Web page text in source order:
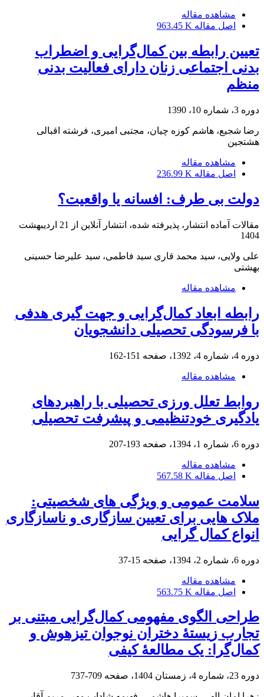
مشاهده مقاله
اصل مقاله 963.45 K
تعیین رابطه بین کمال‌گرایی و اضطراب
بدنی اجتماعی زنان دارای فعالیت بدنی
منظم
دوره 3، شماره 10، 1390
رضا شجیع، هاشم کوزه چیان، مجتبی امیری، فرشته اقبالی
هشتجین
مشاهده مقاله
اصل مقاله 236.99 K
دولت بی ‏طرف: افسانه یا واقعیت؟
مقالات آماده انتشار، پذیرفته شده، انتشار آنلاین از
21 اردیبهشت
1404
علی ولایی، سید محمد قاری سید فاطمی، سید علیرضا حسینی
بهشتی
مشاهده مقاله
رابطه ابعاد کمال‌گرایی و جهت گیری هدفی
با فرسودگی تحصیلی دانشجویان
دوره 4، شماره 4، 1392، صفحه 151-162
مشاهده مقاله
روابط تعلل ورزی تحصیلی با راهبردهای
یادگیری خودتنظیمی و پیشرفت تحصیلی
دوره 6، شماره 1، 1394، صفحه 193-207
مشاهده مقاله
اصل مقاله 567.58 K
سلامت عمومی و ویژگی های شخصیتی:
ملاک هایی برای تعیین سازگاری و ناسازگاری
انواع کمال گرایی
دوره 6، شماره 2، 1394، صفحه 15-37
مشاهده مقاله
اصل مقاله 563.75 K
طراحی الگوی مفهومی کمال‌گرایی مبتنی بر
تجارب زیستۀ دختران نوجوان تیزهوش و
کمال‌گرا: یک مطالعۀ کیفی
دوره 23، شماره 4، زمستان 1404، صفحه 709-737